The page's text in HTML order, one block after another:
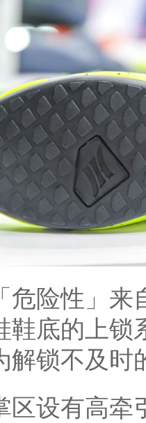
危险性」
鞋底的上锁
解锁不及时
区设有高